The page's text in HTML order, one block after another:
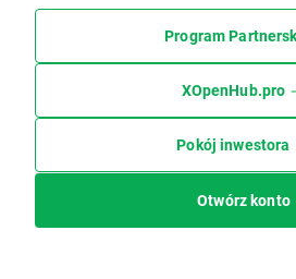
Program
XOpenHub.pro
Pokój inwestora
Otwórz konto